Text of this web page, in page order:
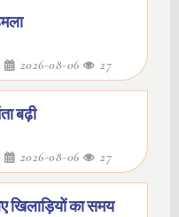
2026-08-06 27
बढ़ी
2026-08-06 27
खिलाड़ियों का समय